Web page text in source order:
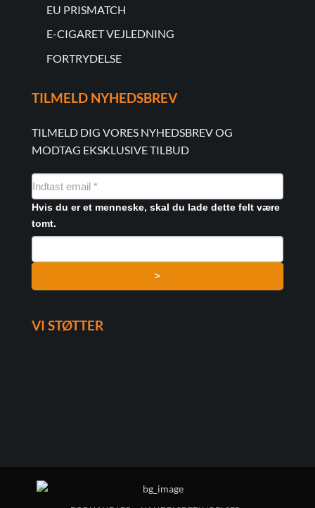
EU PRISMATCH
E-CIGARET VEJLEDNING
FORTRYDELSE
TILMELD NYHEDSBREV
TILMELD DIG VORES NYHEDSBREV OG
MODTAG EKSKLUSIVE TILBUD
NYHEDSMAIL
FORMULAR
Hvis du er et menneske, skal du lade dette felt være
tomt.
>
VI STØTTER